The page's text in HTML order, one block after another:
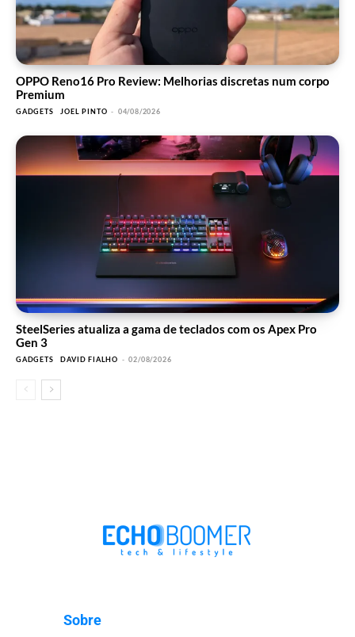
OPPO Reno16 Pro Review: Melhorias discretas num corpo
Premium
GADGETS JOEL PINTO - 04/08/2026
SteelSeries atualiza a gama de teclados com os Apex Pro
Gen 3
GADGETS DAVID FIALHO - 02/08/2026
Sobre